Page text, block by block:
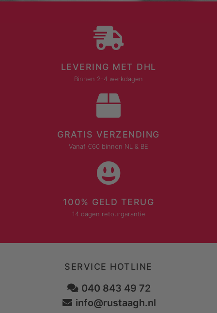
LEVERING MET DHL
Binnen 2-4 werkdagen
GRATIS VERZENDING
Vanaf €60 binnen NL & BE
100% GELD TERUG
14 dagen retourgarantie
SERVICE HOTLINE
040 843 49 72
info@rustaagh.nl